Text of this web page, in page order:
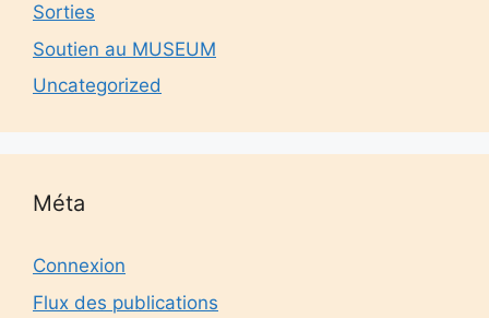
Sorties
Soutien au MUSEUM
Uncategorized
Méta
Connexion
Flux des publications